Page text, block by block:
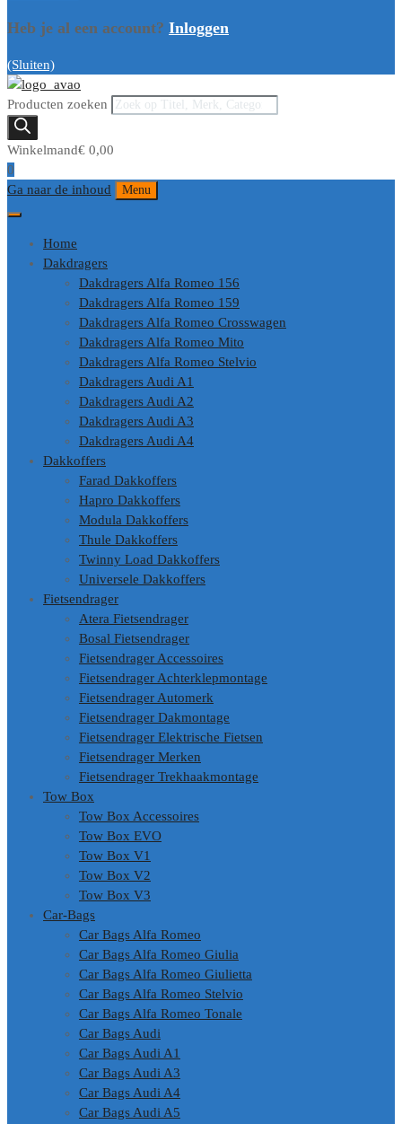
Heb je al een account? Inloggen
(Sluiten)
Producten zoeken
Winkelmand€ 0,00
0
Ga naar de inhoud
Menu
Home
Dakdragers
Dakdragers Alfa Romeo 156
Dakdragers Alfa Romeo 159
Dakdragers Alfa Romeo Crosswagen
Dakdragers Alfa Romeo Mito
Dakdragers Alfa Romeo Stelvio
Dakdragers Audi A1
Dakdragers Audi A2
Dakdragers Audi A3
Dakdragers Audi A4
Dakkoffers
Farad Dakkoffers
Hapro Dakkoffers
Modula Dakkoffers
Thule Dakkoffers
Twinny Load Dakkoffers
Universele Dakkoffers
Fietsendrager
Atera Fietsendrager
Bosal Fietsendrager
Fietsendrager Accessoires
Fietsendrager Achterklepmontage
Fietsendrager Automerk
Fietsendrager Dakmontage
Fietsendrager Elektrische Fietsen
Fietsendrager Merken
Fietsendrager Trekhaakmontage
Tow Box
Tow Box Accessoires
Tow Box EVO
Tow Box V1
Tow Box V2
Tow Box V3
Car-Bags
Car Bags Alfa Romeo
Car Bags Alfa Romeo Giulia
Car Bags Alfa Romeo Giulietta
Car Bags Alfa Romeo Stelvio
Car Bags Alfa Romeo Tonale
Car Bags Audi
Car Bags Audi A1
Car Bags Audi A3
Car Bags Audi A4
Car Bags Audi A5